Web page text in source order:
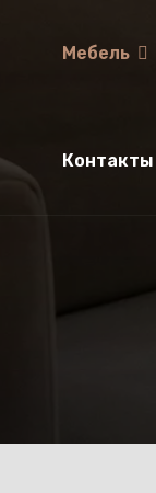
Мебель
Контакты